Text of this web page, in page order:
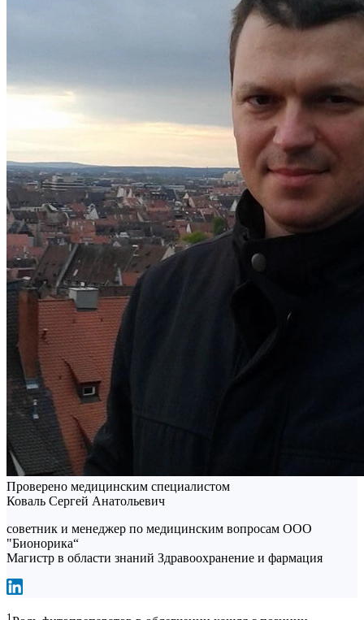
Проверено медицинским специалистом
Коваль Сергей Анатольевич
советник и менеджер по медицинским вопросам ООО
"Бионорика“
Магистр в области знаний Здравоохранение и фармация
1